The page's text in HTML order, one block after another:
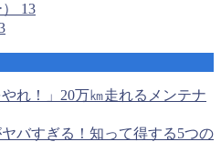
13
れ！」20万㎞走れるメンテナ
バすぎる！知って得する5つの